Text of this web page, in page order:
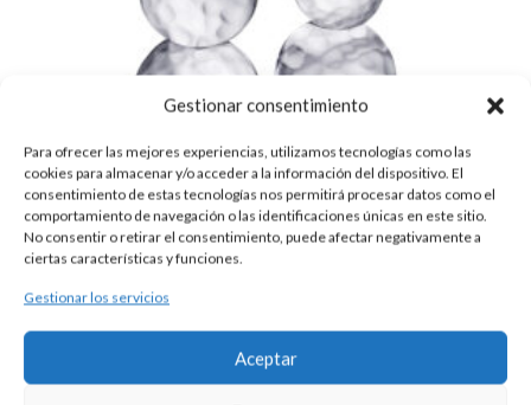
Gestionar consentimiento
Para ofrecer las mejores experiencias, utilizamos tecnologías como las
cookies para almacenar y/o acceder a la información del dispositivo. El
consentimiento de estas tecnologías nos permitirá procesar datos como el
comportamiento de navegación o las identificaciones únicas en este sitio.
No consentir o retirar el consentimiento, puede afectar negativamente a
ciertas características y funciones.
Gestionar los servicios
Aceptar
105,00€